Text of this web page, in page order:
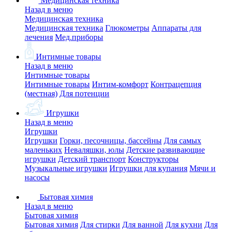
Назад в меню
Медицинская техника
Медицинская техника Глюкометры Аппараты для
лечения Мед.приборы
Интимные товары
Назад в меню
Интимные товары
Интимные товары Интим-комфорт Контрацепция
(местная) Для потенции
Игрушки
Назад в меню
Игрушки
Игрушки Горки, песочницы, бассейны Для самых
маленьких Неваляшки, юлы Детские развивающие
игрушки Детский транспорт Конструкторы
Музыкальные игрушки Игрушки для купания Мячи и
насосы
Бытовая химия
Назад в меню
Бытовая химия
Бытовая химия Для стирки Для ванной Для кухни Для